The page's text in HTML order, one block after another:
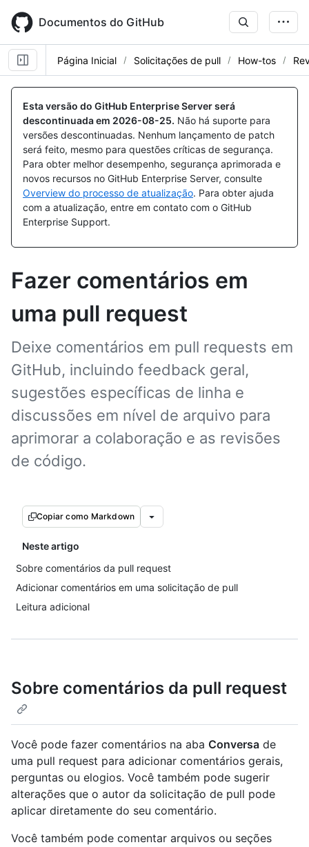
main
content
Documentos do GitHub
Página Inicial Solicitações de pull How-tos
Esta versão do GitHub Enterprise Server será
descontinuada em 2026-08-25. Não há suporte para
versões descontinuadas. Nenhum lançamento de patch
será feito, mesmo para questões críticas de segurança.
Para obter melhor desempenho, segurança aprimorada e
novos recursos no GitHub Enterprise Server, consulte
Overview do processo de atualização. Para obter ajuda
com a atualização, entre em contato com o GitHub
Enterprise Support.
Fazer comentários em
uma pull request
Deixe comentários em pull requests em
GitHub, incluindo feedback geral,
sugestões específicas de linha e
discussões em nível de arquivo para
aprimorar a colaboração e as revisões
de código.
Copiar como Markdown
Neste artigo
Sobre comentários da pull request
Adicionar comentários em uma solicitação de pull
Leitura adicional
Sobre comentários da pull request
Você pode fazer comentários na aba Conversa de
uma pull request para adicionar comentários gerais,
perguntas ou elogios. Você também pode sugerir
alterações que o autor da solicitação de pull pode
aplicar diretamente do seu comentário.
Você também pode comentar arquivos ou seções